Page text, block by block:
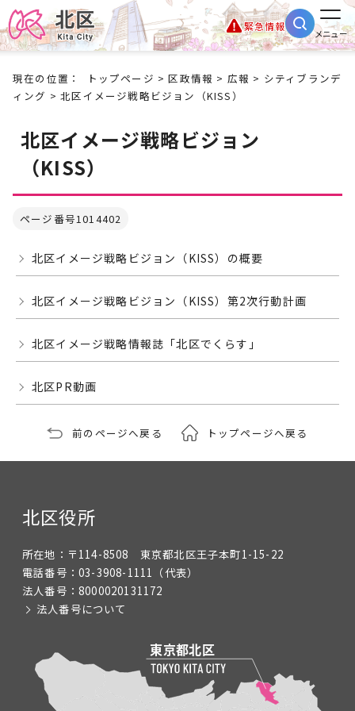
緊急情報
メニュー
現在の位置： トップページ >区政情報 > 広報 > シティブランデ
ィング > 北区イメージ戦略ビジョン（KISS）
北区イメージ戦略ビジョン
（KISS）
ページ番号1014402
北区イメージ戦略ビジョン（KISS）の概要
北区イメージ戦略ビジョン（KISS）第2次行動計画
北区イメージ戦略情報誌「北区でくらす」
北区PR動画
前のページへ戻る トップページへ戻る
北区役所
所在地： 〒114-8508 東京都北区王子本町1-15-22
電話番号： 03-3908-1111 （代表）
法人番号： 8000020131172
法人番号について